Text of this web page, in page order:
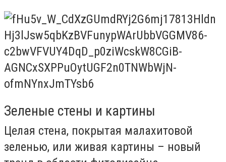
Зеленые стены и картины
Целая стена, покрытая малахитовой
зеленью, или живая картины – новый